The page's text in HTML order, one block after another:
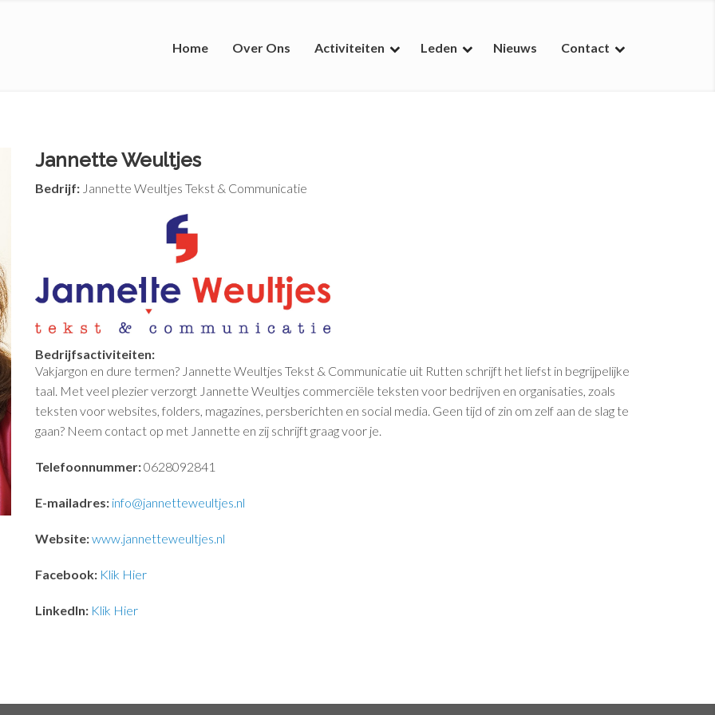
Home Over Ons Activiteiten Leden Nieuws Contact
Jannette Weultjes
Bedrijf:Jannette Weultjes Tekst & Communicatie
Bedrijfsactiviteiten:
Vakjargon en dure termen? Jannette Weultjes Tekst & Communicatie uit Rutten schrijft het liefst in begrijpelijke
taal. Met veel plezier verzorgt Jannette Weultjes commerciële teksten voor bedrijven en organisaties, zoals
teksten voor websites, folders, magazines, persberichten en social media. Geen tijd of zin om zelf aan de slag te
gaan? Neem contact op met Jannette en zij schrijft graag voor je.
Telefoonnummer:0628092841
E-mailadres: info@jannetteweultjes.nl
Website:www.jannetteweultjes.nl
Facebook: Klik Hier
LinkedIn: Klik Hier